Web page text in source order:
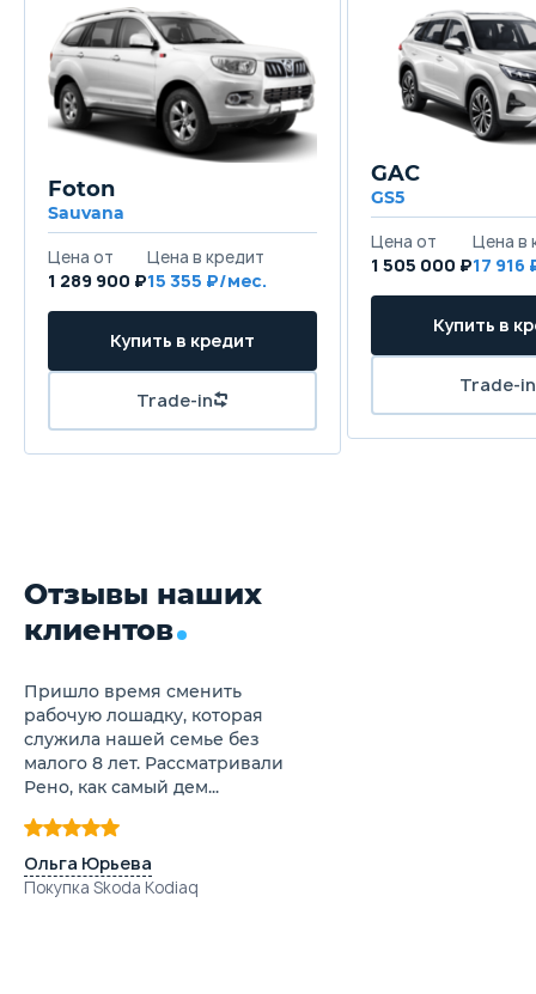
Foton
Sauvana
1 289 900 ₽15 355
GAC
GS5
1 505 000 ₽17 916
Отзывы наших
клиентов
Пришло время сменить
рабочую лошадку, которая
служила нашей семье без
малого 8 лет. Рассматривали
Рено, как самый дем...
Ольга Юрьева
Покупка Skoda Kodiaq